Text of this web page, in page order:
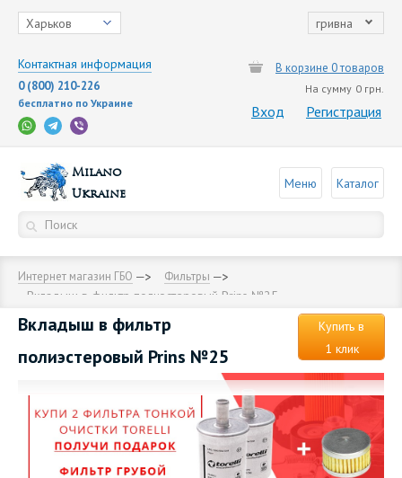
Харьков гривна
Контактная информация
0 (800) 210-226
бесплатно по Украине
В корзине 0 товаров
На сумму 0 грн.
Вход Регистрация
Milano
Ukraine
Меню Каталог
Интернет магазин ГБО Фильтры
Вкладыш в фильтр полиэстеровый Prins №25
Вкладыш в фильтр
полиэстеровый Prins №25
Купить в
1 клик